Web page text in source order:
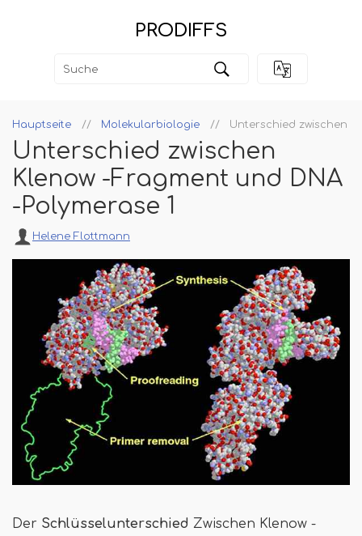
PRODIFFS
Hauptseite Molekularbiologie Unterschied zwischen
Unterschied zwischen
Klenow -Fragment und DNA
-Polymerase 1
Helene Flottmann
Der Schlüsselunterschied Zwischen Klenow -